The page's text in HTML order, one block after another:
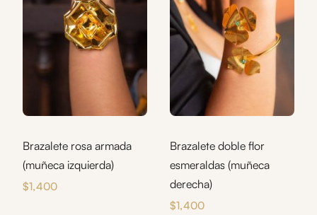
Brazalete rosa armada
(muñeca izquierda)
$1,400
Brazalete doble flor
esmeraldas (muñeca
derecha)
$1,400